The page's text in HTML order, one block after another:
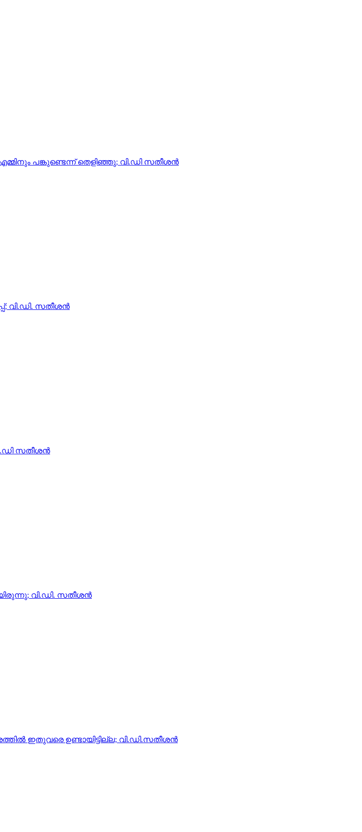
പങ്കുണ്ടെന്ന് തെളിഞ്ഞു; വി.ഡി സതീശന്‍
വി.ഡി. സതീശൻ
സതീശന്‍
വി.ഡി. സതീശന്‍
ഇതുവരെ ഉണ്ടായിട്ടില്ല; വി.ഡി.സതീശന്‍